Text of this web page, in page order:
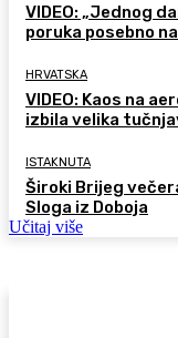
VIDEO: „Jednog
poruka posebno
HRVATSKA
VIDEO: Kaos na
izbila velika
ISTAKNUTA
Široki Brijeg
Sloga iz Doboja
Učitaj više